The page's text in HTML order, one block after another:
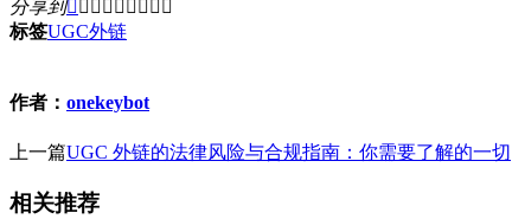
分享到        
标签UGC外链
作者： onekeybot
上一篇UGC 外链的法律风险与合规指南：你需要了解的一切
相关推荐